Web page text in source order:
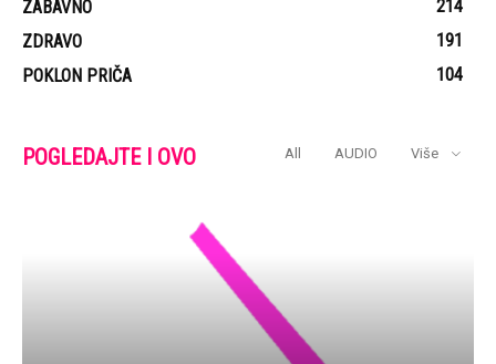
ZABAVNO
214
ZDRAVO
191
POKLON PRIČA
104
POGLEDAJTE I OVO All AUDIO Više